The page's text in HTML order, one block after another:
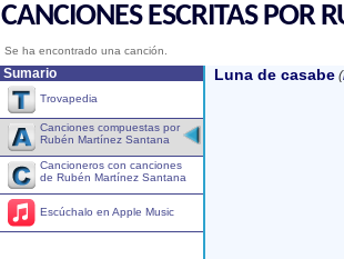
CANCIONES ESCRITAS POR
Se ha encontrado una canción.
Sumario
Trovapedia
Canciones compuestas por
Rubén Martínez Santana
Cancioneros con canciones
de Rubén Martínez Santana
Escúchalo en Apple Music
Luna de casabe (